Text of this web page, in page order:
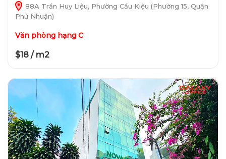
88A Trần Huy Liệu, Phường Cầu Kiệu (Phường 15, Quận
Phú Nhuận)
Văn phòng hạng C
$18 / m2